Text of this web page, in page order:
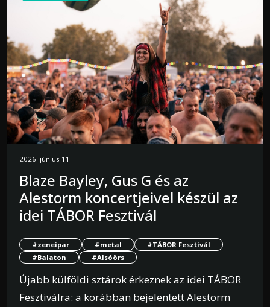
2026. június 11.
Blaze Bayley, Gus G és az
Alestorm koncertjeivel készül az
idei TÁBOR Fesztivál
#zeneipar #metal
#TÁBOR Fesztivál
#Balaton
#Alsóörs
Újabb külföldi sztárok érkeznek az idei TÁBOR
Fesztiválra: a korábban bejelentett Alestorm